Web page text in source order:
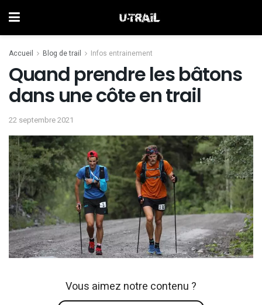
Accueil Blog de trail Infos entrainement
Quand prendre les bâtons
dans une côte en trail
22 septembre 2021
Vous aimez notre contenu ?